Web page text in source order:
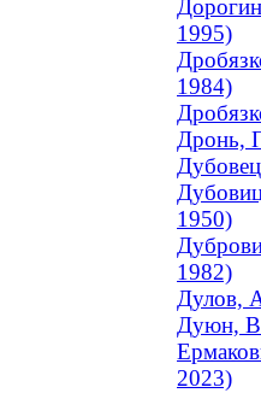
1995)
1984)
Дронь,
1950)
1982)
Дулов,
Дуюн,
2023)